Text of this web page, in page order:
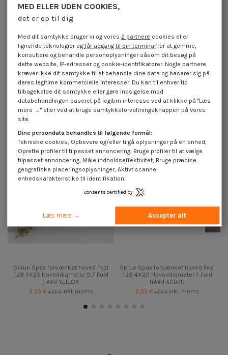
Produktoplysninger
Beskrivelse
Anmeldelser (0)
16 andre varer i den samme kategori:
-40%
Skrue Spax forsænket hoved Pozi
PZ8 5X25 Hoveddiameter 9,7 Fuld
trÃ¥d YELLOX
2,55 €4,25 €inkl. moms
-40%
Skrue Spax forsænket hoved Pozi
PZ8 4X20 Hoveddiameter 7 Fuld
trÃ¥d ACBRU
2,55 €4,25 €inkl. moms
MED ELLER UDEN COOKIES,
det er op til dig
Med dit samtykke bruger vi og vores 2 partnere cookies eller
lignende teknologier ogfår adgang til din terminal for at gemme,
konsultere og behandle personoplysninger såsom dit besøg på
dette website, IP-adresser og cookie-identifikatorer. Nogle partnere
kræver ikke dit samtykke til at behandle dine data og baserer sig på
deres legitime kommercielle interesser. Du kan til enhver tid
tilbagekalde dit samtykke eller gøre indsigelse mod
databehandlingen baseret på legitim interesse ved at klikke på "Læs
mere →" eller ved at bruge samtykkeforvaltningsknappen på vores
site.
Dine persondata behandles til følgende formål:
Tekniske cookies, Opbevare og/eller tilgå oplysninger på en enhed,
Oprette profiler til tilpasset annoncering, Bruge profiler til at vælge
tilpasset annoncering, Måle indholdseffektivitet, Bruge præcise
geografiske placeringsoplysninger, Aktivt scanne
enhedskarakteristika til identifikation.
Consents certified by
Læs mere → Accepter alt